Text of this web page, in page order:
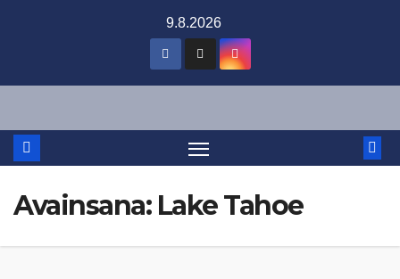
9.8.2026
Avainsana: Lake Tahoe